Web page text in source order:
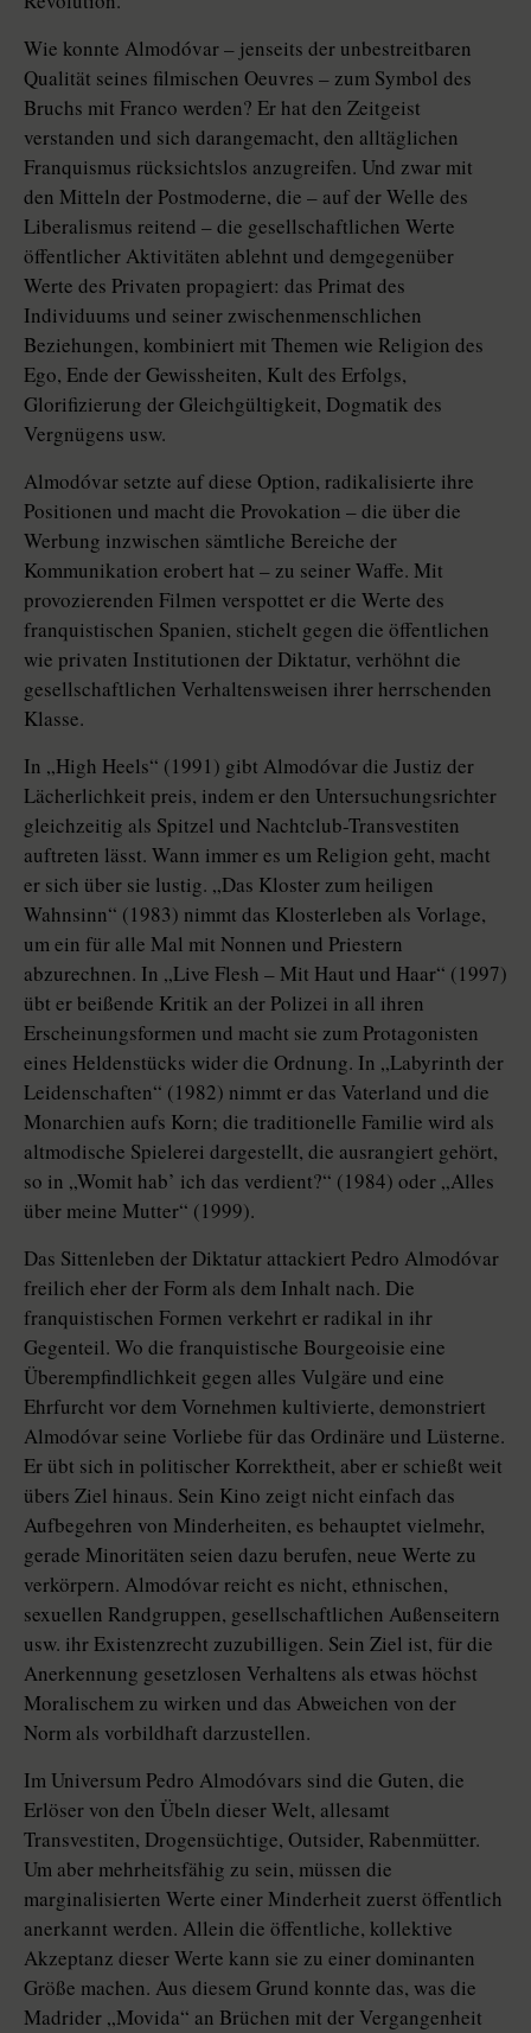
Wie konnte Almodóvar – jenseits der unbestreitbaren
Qualität seines filmischen Oeuvres – zum Symbol des
Bruchs mit Franco werden? Er hat den Zeitgeist
verstanden und sich darangemacht, den alltäglichen
Franquismus rücksichtslos anzugreifen. Und zwar mit
den Mitteln der Postmoderne, die – auf der Welle des
Liberalismus reitend – die gesellschaftlichen Werte
öffentlicher Aktivitäten ablehnt und demgegenüber
Werte des Privaten propagiert: das Primat des
Individuums und seiner zwischenmenschlichen
Beziehungen, kombiniert mit Themen wie Religion des
Ego, Ende der Gewissheiten, Kult des Erfolgs,
Glorifizierung der Gleichgültigkeit, Dogmatik des
Vergnügens usw.
Almodóvar setzte auf diese Option, radikalisierte ihre
Positionen und macht die Provokation – die über die
Werbung inzwischen sämtliche Bereiche der
Kommunikation erobert hat – zu seiner Waffe. Mit
provozierenden Filmen verspottet er die Werte des
franquistischen Spanien, stichelt gegen die öffentlichen
wie privaten Institutionen der Diktatur, verhöhnt die
gesellschaftlichen Verhaltensweisen ihrer herrschenden
Klasse.
In „High Heels“ (1991) gibt Almodóvar die Justiz der
Lächerlichkeit preis, indem er den Untersuchungsrichter
gleichzeitig als Spitzel und Nachtclub-Transvestiten
auftreten lässt. Wann immer es um Religion geht, macht
er sich über sie lustig. „Das Kloster zum heiligen
Wahnsinn“ (1983) nimmt das Klosterleben als Vorlage,
um ein für alle Mal mit Nonnen und Priestern
abzurechnen. In „Live Flesh – Mit Haut und Haar“ (1997)
übt er beißende Kritik an der Polizei in all ihren
Erscheinungsformen und macht sie zum Protagonisten
eines Heldenstücks wider die Ordnung. In „Labyrinth der
Leidenschaften“ (1982) nimmt er das Vaterland und die
Monarchien aufs Korn; die traditionelle Familie wird als
altmodische Spielerei dargestellt, die ausrangiert gehört,
so in „Womit hab’ ich das verdient?“ (1984) oder „Alles
über meine Mutter“ (1999).
Das Sittenleben der Diktatur attackiert Pedro Almodóvar
freilich eher der Form als dem Inhalt nach. Die
franquistischen Formen verkehrt er radikal in ihr
Gegenteil. Wo die franquistische Bourgeoisie eine
Überempfindlichkeit gegen alles Vulgäre und eine
Ehrfurcht vor dem Vornehmen kultivierte, demonstriert
Almodóvar seine Vorliebe für das Ordinäre und Lüsterne.
Er übt sich in politischer Korrektheit, aber er schießt weit
übers Ziel hinaus. Sein Kino zeigt nicht einfach das
Aufbegehren von Minderheiten, es behauptet vielmehr,
gerade Minoritäten seien dazu berufen, neue Werte zu
verkörpern. Almodóvar reicht es nicht, ethnischen,
sexuellen Randgruppen, gesellschaftlichen Außenseitern
usw. ihr Existenzrecht zuzubilligen. Sein Ziel ist, für die
Anerkennung gesetzlosen Verhaltens als etwas höchst
Moralischem zu wirken und das Abweichen von der
Norm als vorbildhaft darzustellen.
Im Universum Pedro Almodóvars sind die Guten, die
Erlöser von den Übeln dieser Welt, allesamt
Transvestiten, Drogensüchtige, Outsider, Rabenmütter.
Um aber mehrheitsfähig zu sein, müssen die
marginalisierten Werte einer Minderheit zuerst öffentlich
anerkannt werden. Allein die öffentliche, kollektive
Akzeptanz dieser Werte kann sie zu einer dominanten
Größe machen. Aus diesem Grund konnte das, was die
Madrider „Movida“ an Brüchen mit der Vergangenheit